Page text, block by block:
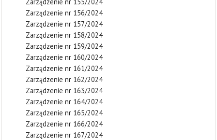
Zarządzenie nr 156/2024
Zarządzenie nr 157/2024
Zarządzenie nr 158/2024
Zarządzenie nr 159/2024
Zarządzenie nr 160/2024
Zarządzenie nr 161/2024
Zarządzenie nr 162/2024
Zarządzenie nr 163/2024
Zarządzenie nr 164/2024
Zarządzenie nr 165/2024
Zarządzenie nr 166/2024
Zarządzenie nr 167/2024